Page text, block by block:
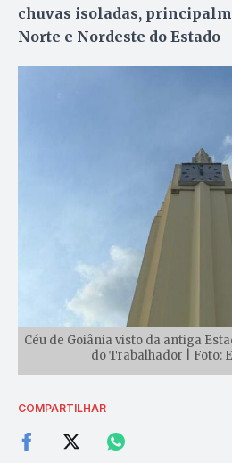
chuvas isoladas,
Norte e Nordeste do Estado
Céu de Goiânia visto da antiga
do Trabalhador | Foto:
COMPARTILHAR